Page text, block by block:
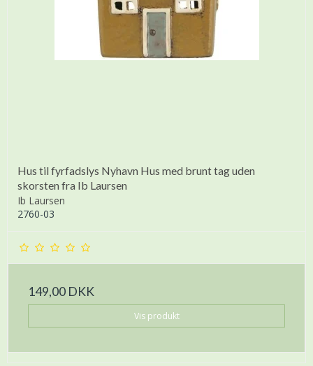
Hus til fyrfadslys Nyhavn Hus med brunt tag uden
skorsten fra Ib Laursen
Ib Laursen
2760-03
149,00 DKK
Vis produkt